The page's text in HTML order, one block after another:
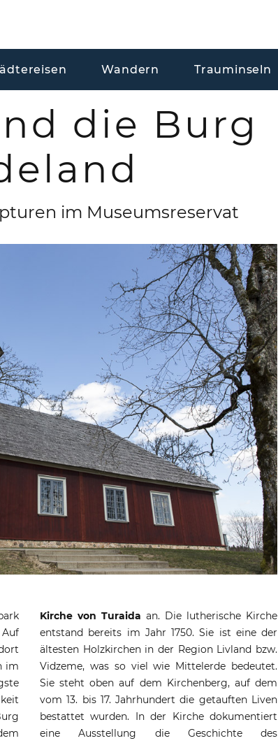
Wandern Trauminseln
die Burg
im Museumsreservat
im
Kirche von Turaida an. Die lutherische Kirche
entstand bereits im Jahr 1750. Sie ist eine der
ältesten Holzkirchen in der Region Livland bzw.
Vidzeme, was so viel wie Mittelerde bedeutet.
Sie steht oben auf dem Kirchenberg, auf dem
vom 13. bis 17. Jahrhundert die getauften Liven
bestattet wurden. In der Kirche dokumentiert
eine Ausstellung die Geschichte des